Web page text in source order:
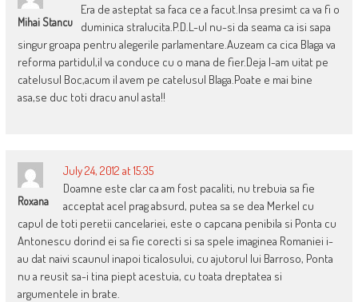
Mihai Stancu
Era de asteptat sa faca ce a facut.Insa presimt ca va fi o
duminica stralucita.P.D.L-ul nu-si da seama ca isi sapa
singur groapa pentru alegerile parlamentare.Auzeam ca cica Blaga va
reforma partidul,il va conduce cu o mana de fier.Deja l-am uitat pe
catelusul Boc,acum il avem pe catelusul Blaga.Poate e mai bine
asa,se duc toti dracu anul asta!!
Roxana
July 24, 2012 at 15:35
Doamne este clar ca am fost pacaliti, nu trebuia sa fie
acceptat acel prag absurd, putea sa se dea Merkel cu
capul de toti peretii cancelariei, este o capcana penibila si Ponta cu
Antonescu dorind ei sa fie corecti si sa spele imaginea Romaniei i-
au dat naivi scaunul inapoi ticalosului, cu ajutorul lui Barroso, Ponta
nu a reusit sa-i tina piept acestuia, cu toata dreptatea si
argumentele in brate.